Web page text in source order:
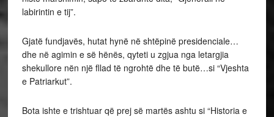
labirintin e tij”.
Gjatë fundjavës, hutat hynë në shtëpinë presidenciale…
dhe në agimin e së hënës, qyteti u zgjua nga letargjia
shekullore nën një fllad të ngrohtë dhe të butë…si “Vjeshta
e Patriarkut”.
Bota ishte e trishtuar që prej së martës ashtu si “Historia e